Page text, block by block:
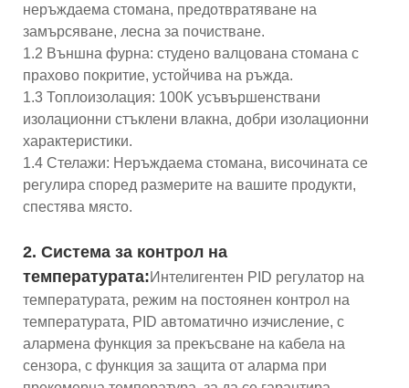
неръждаема стомана, предотвратяване на
замърсяване, лесна за почистване.
1.2 Външна фурна: студено валцована стомана с
прахово покритие, устойчива на ръжда.
1.3 Топлоизолация: 100K усъвършенствани
изолационни стъклени влакна, добри изолационни
характеристики.
1.4 Стелажи: Неръждаема стомана, височината се
регулира според размерите на вашите продукти,
спестява място.
2. Система за контрол на
температурата:Интелигентен PID регулатор на
температурата, режим на постоянен контрол на
температурата, PID автоматично изчисление, с
алармена функция за прекъсване на кабела на
сензора, с функция за защита от аларма при